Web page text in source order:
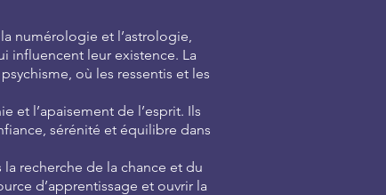
numérologie et l’astrologie,
influencent leur existence. La
où les ressentis et les
et l’apaisement de l’esprit. Ils
sérénité et équilibre dans
recherche de la chance et du
d’apprentissage et ouvrir la